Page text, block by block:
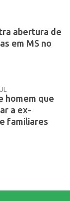
abertura de
em MS no
homem que
a ex-
familiares